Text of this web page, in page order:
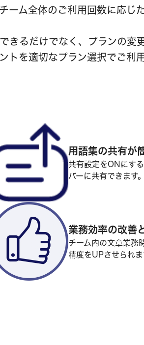
ーム全体のご利用回数に応じ
きるだけでなく、プランの変
を適切なプラン選択でご利用
用語集の共有が
共有設定をONにす
バーに共有できます。
業務効率の改善
チーム内の文章業務
精度をUPさせられま